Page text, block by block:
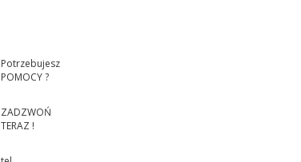
Potrzebujesz
POMOCY ?
ZADZWOŃ
TERAZ !